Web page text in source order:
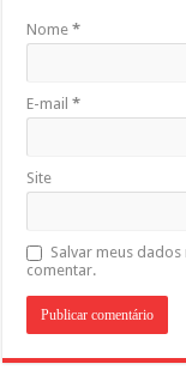
Nome*
E-mail*
Site
Salvar meus
comentar.